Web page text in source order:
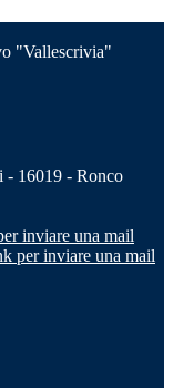
"Vallescrivia"
- 16019 - Ronco
inviare una mail
per inviare una mail